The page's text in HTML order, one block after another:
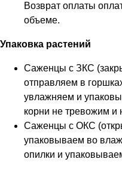
Возврат оплаты
объеме.
Упаковка растений
Саженцы с ЗКС
отправляем в
увлажняем и
корни не тревожим и
Саженцы с ОКС
упаковываем во
опилки и